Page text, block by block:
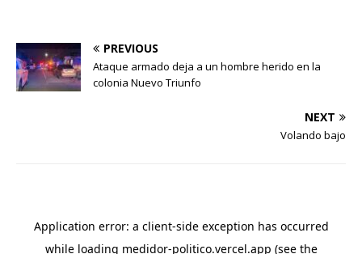
PREVIOUS
Ataque armado deja a un hombre herido en la
colonia Nuevo Triunfo
NEXT
Volando bajo